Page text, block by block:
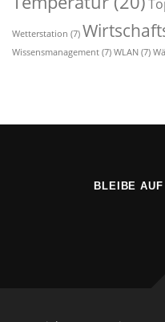
Wetterstation (7)
Wissensmanagement (7) WLAN (7)
BLEIBE AUF